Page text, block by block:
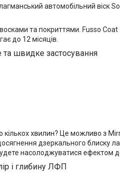
автомобільний віск
та покриттями. Fusso
до 12 місяців.
та швидке застосування
хвилин? Це можливо з
дзеркального блиску
насолоджуватися ефектом
і глибину ЛФП